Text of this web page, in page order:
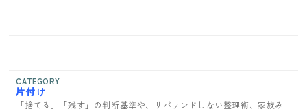
CATEGORY
片付け
「捨てる」「残す」の判断基準や、リバウンドしない整理術、家族み